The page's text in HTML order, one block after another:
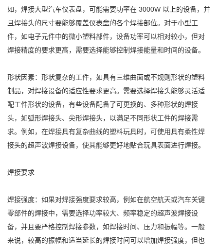
如，焊接大型汽车仪表盘，可能需要功率在 3000W 以上的设备，并
且焊接头的尺寸要能够覆盖仪表盘的各个焊接部位。对于小型工
件，如电子元件中的微小塑料部件，设备功率可以相对较小，但对
焊接精度的要求更高，需要选择能够控制焊接能量和时间的设备。
形状因素：形状复杂的工件，如具有三维曲面或不规则形状的塑料
制品，对焊接设备的适应性要求更高。需要选择焊接头能够灵活适
配工件形状的设备，有些设备配备了可更换的、多种形状的焊接
头，如弧形焊接头、尖形焊接头，以满足不同形状工件的焊接需
求。例如，在焊接具有复杂曲线的塑料玩具时，可使用具有柔性焊
接头的超声波焊接设备，使其能够更好地贴合玩具表面进行焊接。
焊接要求
焊接强度：如果对焊接强度要求较高，例如在航空航天或汽车关键
零部件的焊接中，需要选择功率较大、频率稳定的超声波焊接设
备，并且要严格控制焊接参数，如焊接时间、压力和振幅等。一般
来说，较高的振幅和适当延长的焊接时间可以增加焊接强度，但也